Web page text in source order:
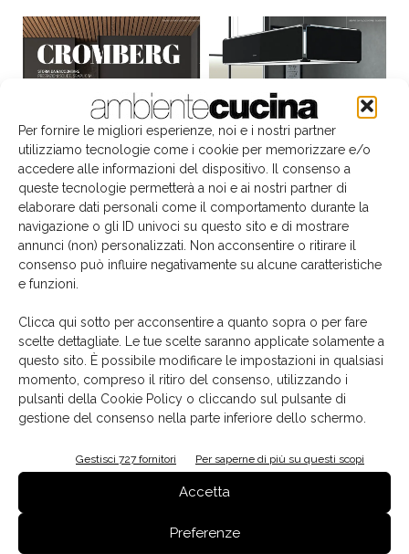
Per fornire le migliori esperienze, noi e i nostri partner
utilizziamo tecnologie come i cookie per memorizzare e/o
accedere alle informazioni del dispositivo. Il consenso a
queste tecnologie permetterà a noi e ai nostri partner di
elaborare dati personali come il comportamento durante la
navigazione o gli ID univoci su questo sito e di mostrare
annunci (non) personalizzati. Non acconsentire o ritirare il
consenso può influire negativamente su alcune caratteristiche
e funzioni.
Clicca qui sotto per acconsentire a quanto sopra o per fare
scelte dettagliate. Le tue scelte saranno applicate solamente a
questo sito. È possibile modificare le impostazioni in qualsiasi
momento, compreso il ritiro del consenso, utilizzando i
pulsanti della Cookie Policy o cliccando sul pulsante di
gestione del consenso nella parte inferiore dello schermo.
Gestisci 727 fornitori Per saperne di più su questi scopi
Accetta
Preferenze